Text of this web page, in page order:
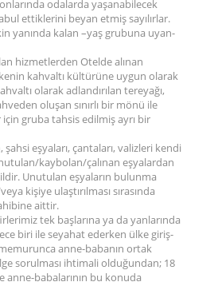
odalarda yaşanabilecek
ettiklerini beyan etmiş sayılırlar.
yanında kalan –yaş grubuna uyan-
hizmetlerden Otelde alınan
kahvaltı kültürüne uygun olarak
olarak adlandırılan tereyağı,
oluşan sınırlı bir mönü ile
gruba tahsis edilmiş ayrı bir
eşyaları, çantaları, valizleri kendi
kaybolan/çalınan eşyalardan
Unutulan eşyaların bulunma
kişiye ulaştırılması sırasında
aittir.
tek başlarına ya da yanlarında
biri ile seyahat ederken ülke giriş-
anne-babanın ortak
sorulması ihtimali olduğundan; 18
anne-babalarının bu konuda